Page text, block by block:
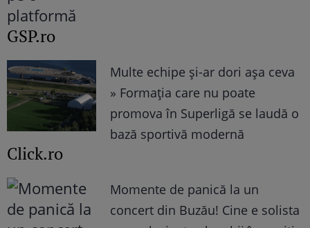
GSP.ro
Multe echipe și-ar dori așa ceva
» Formația care nu poate
promova în Superligă se laudă o
bază sportivă modernă
Click.ro
Momente de panică la un
concert din Buzău! Cine e solista